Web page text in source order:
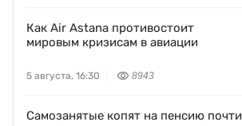
Как Air Astana противостоит
мировым кризисам в авиации
5 августа, 16:30 8943
Самозанятые копят на пенсию почти